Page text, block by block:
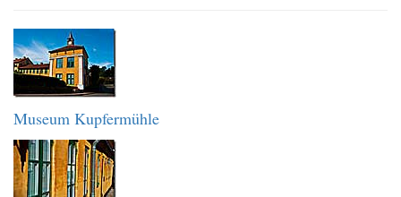
Museum Kupfermühle